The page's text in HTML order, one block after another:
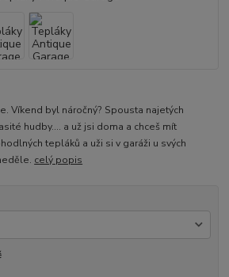
Víkend byl náročný? Spousta najetých
hudby.... a už jsi doma a chceš mít
tepláků a uži si v garáži u svých
celý popis